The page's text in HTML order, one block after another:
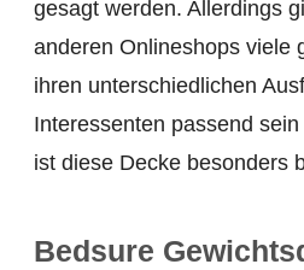
gesagt werden. Allerdings
anderen Onlineshops viele
ihren unterschiedlichen
Interessenten passend
ist diese Decke besonders
Bedsure